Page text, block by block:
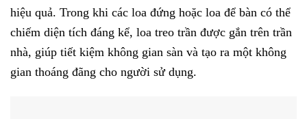
hiệu quả. Trong khi các loa đứng hoặc loa để bàn có thể
chiếm diện tích đáng kể, loa treo trần được gắn trên trần
nhà, giúp tiết kiệm không gian sàn và tạo ra một không
gian thoáng đãng cho người sử dụng.